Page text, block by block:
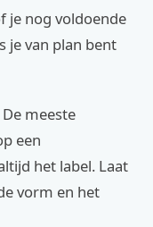
je nog voldoende
je van plan bent
meeste
een
het label. Laat
vorm en het